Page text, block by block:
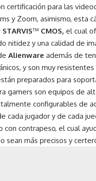
certificación para las
y Zoom, asimismo, esta
™ CMOS, el cual
nitidez y una calidad de
Alienware además de
y son muy
preparados para
gamers son equipos de
configurables de
cada jugador y de cada
con contrapeso, el cual
sean más precisos y